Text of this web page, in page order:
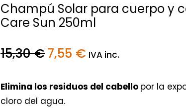
Champú Solar para cuerpo y
Care Sun 250ml
15,30€ El
precio
15,30 €.
7,55 € El
precio
7,55 €.
IVA inc.
Elimina los residuos del cabello por la
cloro del agua.